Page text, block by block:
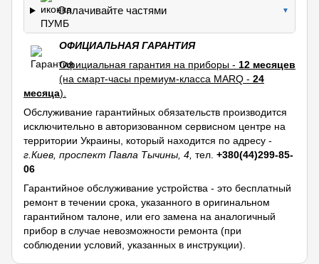
Оплачивайте частями ▼
ОФИЦИАЛЬНАЯ ГАРАНТИЯ
Официальная гарантия на приборы - 12 месяцев
(на смарт-часы премиум-класса MARQ - 24
месяца).
Обслуживание гарантийных обязательств производится
исключительно в авторизованном сервисном центре на
территории Украины, который находится по адресу -
г.Киев, проспект Павла Тычины, 4, тел. +380(44)299-85-
06
Гарантийное обслуживание устройства - это бесплатный
ремонт в течении срока, указанного в оригинальном
гарантийном талоне, или его замена на аналогичный
прибор в случае невозможности ремонта (при
соблюдении условий, указанных в инструкции).